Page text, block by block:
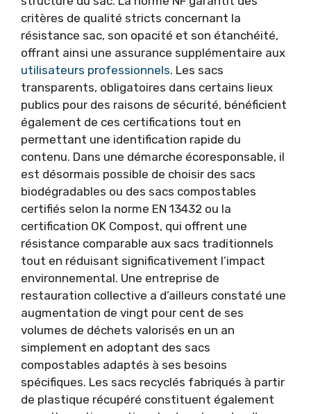
critères de qualité stricts concernant la
résistance sac, son opacité et son étanchéité,
offrant ainsi une assurance supplémentaire aux
utilisateurs professionnels. Les sacs
transparents, obligatoires dans certains lieux
publics pour des raisons de sécurité, bénéficient
également de ces certifications tout en
permettant une identification rapide du
contenu. Dans une démarche écoresponsable, il
est désormais possible de choisir des sacs
biodégradables ou des sacs compostables
certifiés selon la norme EN 13432 ou la
certification OK Compost, qui offrent une
résistance comparable aux sacs traditionnels
tout en réduisant significativement l’impact
environnemental. Une entreprise de
restauration collective a d’ailleurs constaté une
augmentation de vingt pour cent de ses
volumes de déchets valorisés en un an
simplement en adoptant des sacs
compostables adaptés à ses besoins
spécifiques. Les sacs recyclés fabriqués à partir
de plastique récupéré constituent également